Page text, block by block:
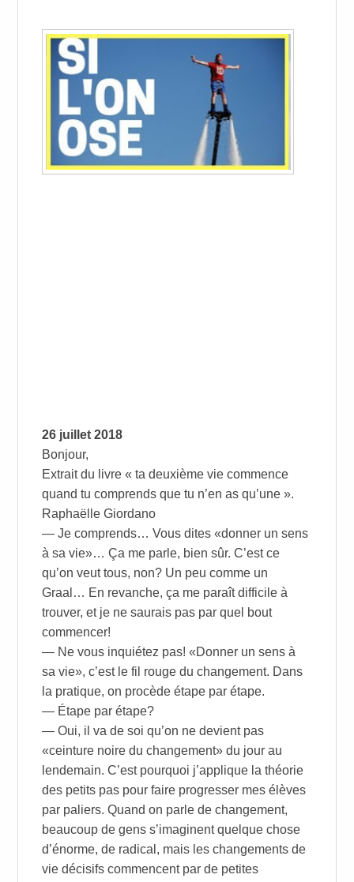
26 juillet 2018
Bonjour,
Extrait du livre « ta deuxième vie commence
quand tu comprends que tu n’en as qu’une ».
Raphaëlle Giordano
— Je comprends… Vous dites «donner un sens
à sa vie»… Ça me parle, bien sûr. C’est ce
qu’on veut tous, non? Un peu comme un
Graal… En revanche, ça me paraît difficile à
trouver, et je ne saurais pas par quel bout
commencer!
— Ne vous inquiétez pas! «Donner un sens à
sa vie», c’est le fil rouge du changement. Dans
la pratique, on procède étape par étape.
— Étape par étape?
— Oui, il va de soi qu’on ne devient pas
«ceinture noire du changement» du jour au
lendemain. C’est pourquoi j’applique la théorie
des petits pas pour faire progresser mes élèves
par paliers. Quand on parle de changement,
beaucoup de gens s’imaginent quelque chose
d’énorme, de radical, mais les changements de
vie décisifs commencent par de petites